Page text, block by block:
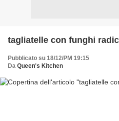
tagliatelle con funghi
Pubblicato su 18/12/PM 19:15
Da Queen's Kitchen